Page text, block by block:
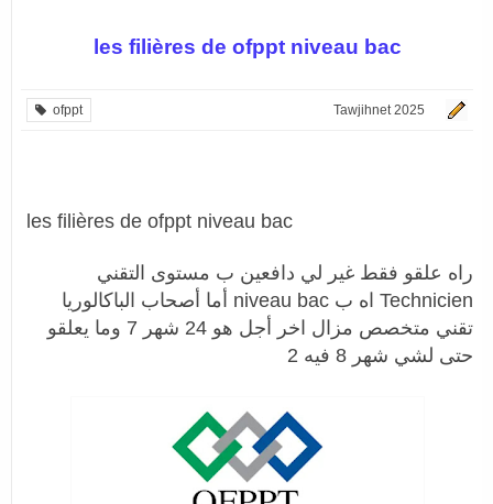
les filières de ofppt niveau bac
Tawjihnet 2025
ofppt
les filières de ofppt niveau bac
راه علقو فقط غير لي دافعين ب مستوى التقني
Technicien اه ب niveau bac أما أصحاب الباكالوريا
تقني متخصص مزال اخر أجل هو 24 شهر 7 وما يعلقو
حتى لشي شهر 8
فيه 2